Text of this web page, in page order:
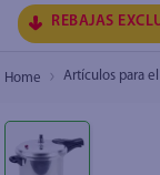
REBAJAS
Artículos para